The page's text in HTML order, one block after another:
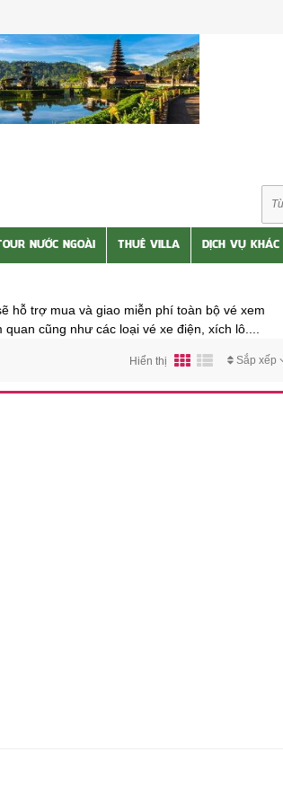
NƯỚC NGOÀI THUÊ VILLA DỊCH VỤ KHÁC
hỗ trợ mua và giao miễn phí toàn bộ vé xem
cũng như các loại vé xe điện, xích lô....
Sắp xếp
Hiển thị